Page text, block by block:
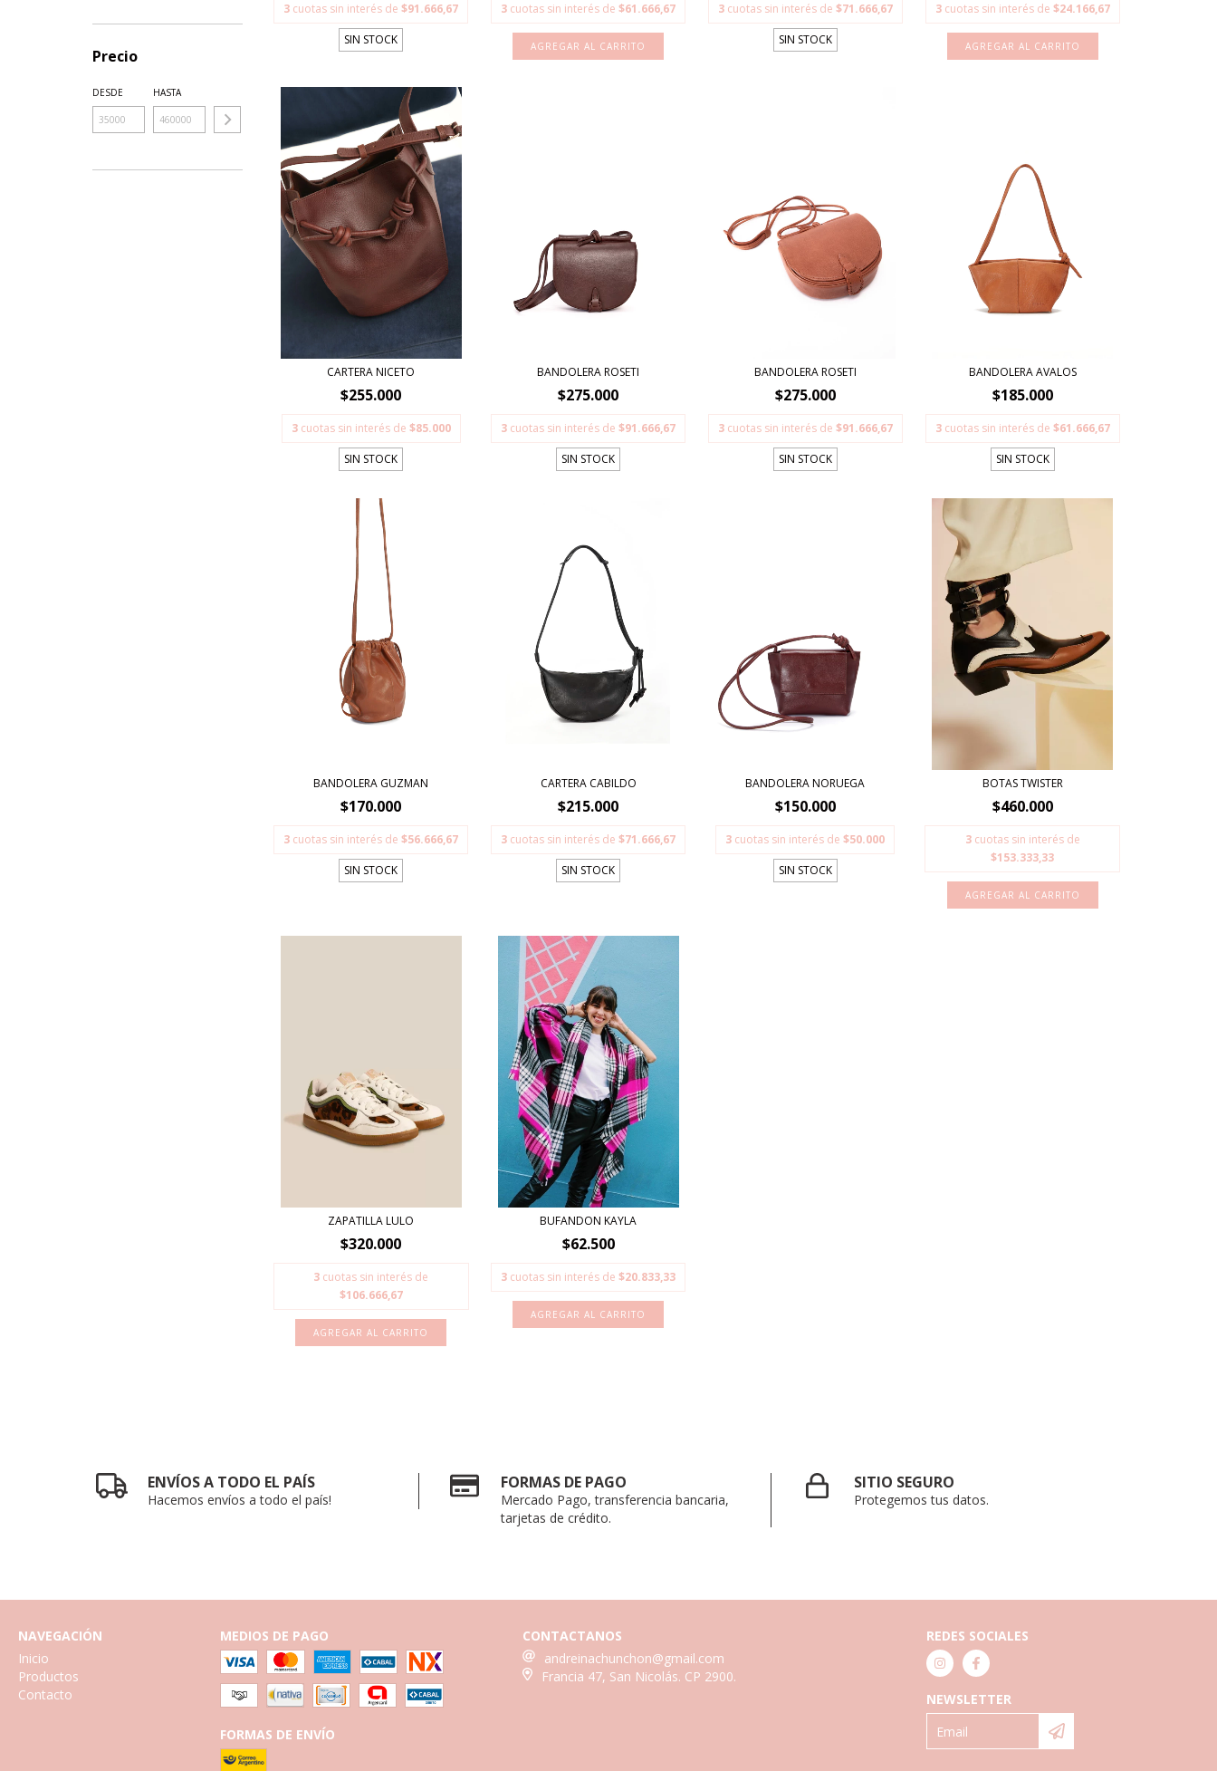
Precio
DESDE HASTA
3 cuotas sin interés de$91.666,67
SIN STOCK
3 cuotas sin interés de$61.666,67
AGREGAR AL CARRITO
3 cuotas sin interés de $71.666,67
SIN STOCK
3 cuotas sin interés de $24.166,67
AGREGAR AL CARRITO
CARTERA NICETO
$255.000
3 cuotas sin interés de $85.000
SIN STOCK
BANDOLERA ROSETI
$275.000
3 cuotas sin interés de$91.666,67
SIN STOCK
BANDOLERA ROSETI
$275.000
3 cuotas sin interés de $91.666,67
SIN STOCK
BANDOLERA AVALOS
$185.000
3 cuotas sin interés de $61.666,67
SIN STOCK
BANDOLERA GUZMAN
$170.000
3 cuotas sin interés de$56.666,67
SIN STOCK
CARTERA CABILDO
$215.000
3 cuotas sin interés de$71.666,67
SIN STOCK
BANDOLERA NORUEGA
$150.000
3 cuotas sin interés de$50.000
SIN STOCK
BOTAS TWISTER
$460.000
3 cuotas sin interés de
$153.333,33
AGREGAR AL CARRITO
ZAPATILLA LULO
$320.000
3 cuotas sin interés de
$106.666,67
AGREGAR AL CARRITO
BUFANDON KAYLA
$62.500
3 cuotas sin interés de$20.833,33
ENVÍOS A TODO EL PAÍS
Hacemos envíos a todo el país!
FORMAS DE PAGO
Mercado Pago, transferencia bancaria,
tarjetas de crédito.
SITIO SEGURO
Protegemos tus datos.
NAVEGACIÓN
Inicio
Productos
Contacto
MEDIOS DE PAGO
FORMAS DE ENVÍO
CONTACTANOS
andreinachunchon@gmail.com
Francia 47, San Nicolás. CP 2900.
REDES SOCIALES
NEWSLETTER